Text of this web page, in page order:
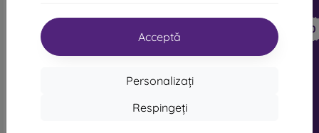
Acceptă
Personalizați
Respingeți
-10%
Reducere
Sticlă temperată Sturdo
PROTECT10
Sticlă temperată Full Face